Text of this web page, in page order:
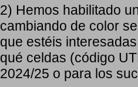
2) Hemos habilitado
cambiando de color
que estéis
qué celdas (código
2024/25 o para los